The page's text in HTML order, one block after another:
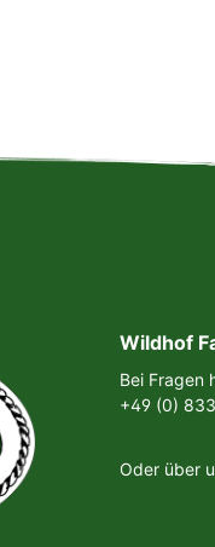
Wildhof
Bei Fragen
+49 (0)
Oder über